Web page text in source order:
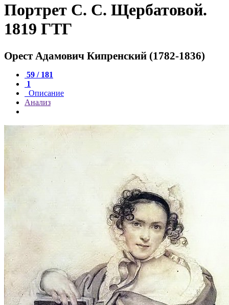
Портрет С. С. Щербатовой.
1819 ГТГ
Орест Адамович Кипренский (1782-1836)
59 / 181
1
Описание
Анализ